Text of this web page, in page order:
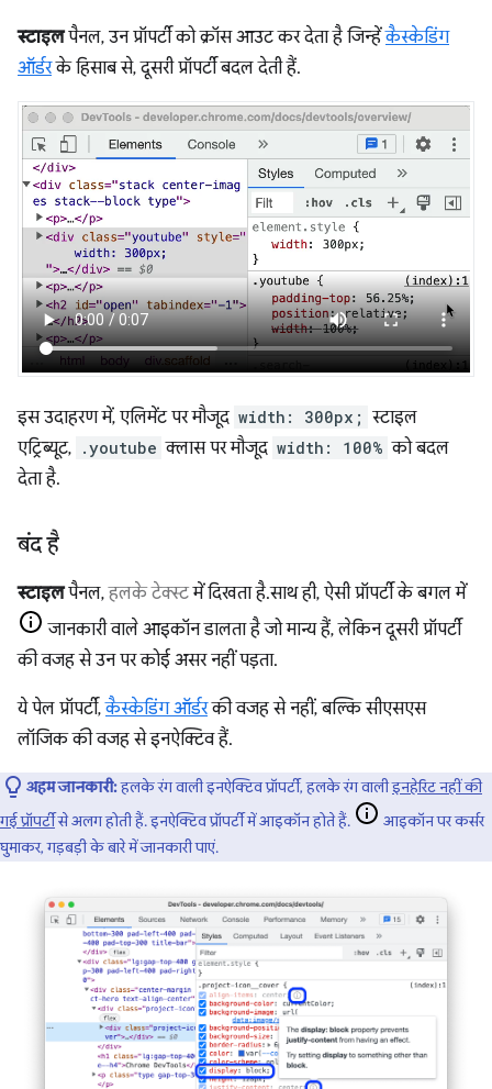
स्टाइलपैनल, उन प्रॉपर्टी को क्रॉस आउट कर देता है जिन्हेंकैस्केडिंग
ऑर्डरके हिसाब से, दूसरी प्रॉपर्टी बदल देती हैं.
इस उदाहरण में, एलिमेंट पर मौजूद width: 300px; स्टाइल
एट्रिब्यूट, .youtube क्लास पर मौजूद width: 100% को बदल
देता है.
बंद है
स्टाइलपैनल,हलके टेक्स्टमें दिखता है. साथ ही, ऐसी प्रॉपर्टी के बगल में
जानकारी वाले आइकॉन डालता है जो मान्य हैं, लेकिन दूसरी प्रॉपर्टी
की वजह से उन पर कोई असर नहीं पड़ता.
ये पेल प्रॉपर्टी,कैस्केडिंग ऑर्डरकी वजह से नहीं, बल्कि सीएसएस
लॉजिक की वजह से इनऐक्टिव हैं.
अहम जानकारी:हलके रंग वाली इनऐक्टिव प्रॉपर्टी, हलके रंग वालीइनहेरिट नहीं की
गई प्रॉपर्टीसे अलग होती हैं. इनऐक्टिव प्रॉपर्टी में आइकॉन होते हैं.
आइकॉन पर कर्सर
घुमाकर, गड़बड़ी के बारे में जानकारी पाएं.